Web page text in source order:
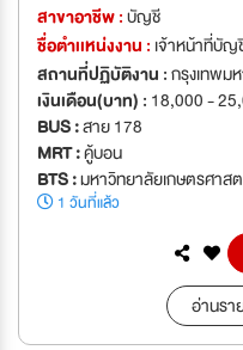
สาขาอาชีพ :บัญชี
ชื่อตำเเหน่งงาน : เจ้าหน้าที่บั
สถานที่ปฏิบัติงาน :กรุงเทพม
เงินเดือน(บาท) : 18,000 -
BUS :สาย 178
MRT :คู้บอน
BTS :มหาวิทยาลัยเกษตรศาส
1 วันที่แล้ว
อ่านรา